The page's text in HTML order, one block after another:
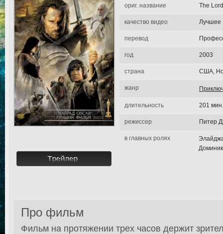
ориг. название The
качество видео Лучшее
перевод
год 2003
страна США,
жанр
длительность 201 мин.
режиссер Питер
в главных ролях
Про фильм
Фильм на протяжении трех часов держит